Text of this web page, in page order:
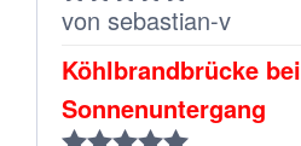
Bewertet
von sebastian-v
Köhlbrandbrücke bei
Sonnenuntergang